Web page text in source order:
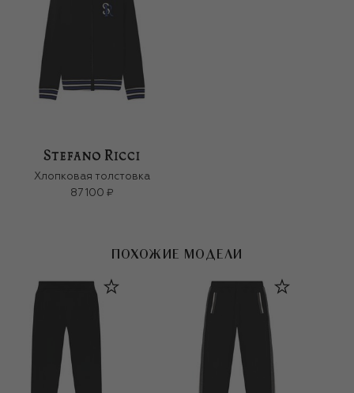
Хлопковая толстовка
87 100 ₽
ПОХОЖИЕ МОДЕЛИ